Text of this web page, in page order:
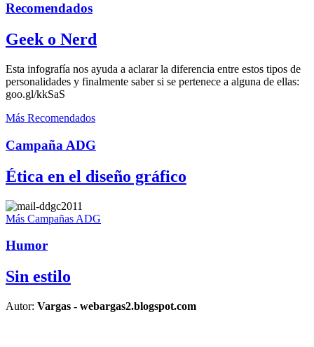
Recomendados
Geek o Nerd
Esta infografía nos ayuda a aclarar la diferencia entre estos tipos de
personalidades y finalmente saber si se pertenece a alguna de ellas:
goo.gl/kkSaS
Más Recomendados
Campaña ADG
Ética en el diseño gráfico
Más Campañas ADG
Humor
Sin estilo
Autor: Vargas - webargas2.blogspot.com